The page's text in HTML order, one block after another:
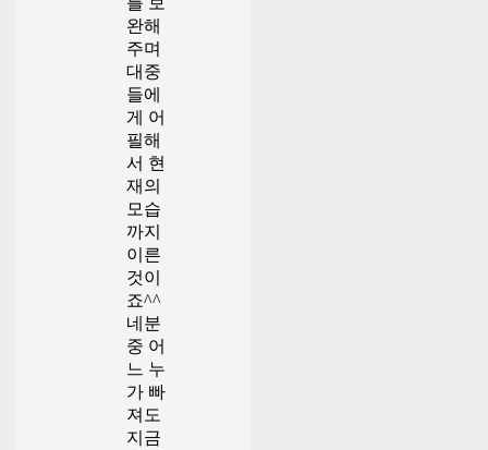
완해
주며
대중
들에
게 어
필해
서 현
재의
모습
까지
이른
것이
죠^^
네분
중 어
느 누
가 빠
져도
지금